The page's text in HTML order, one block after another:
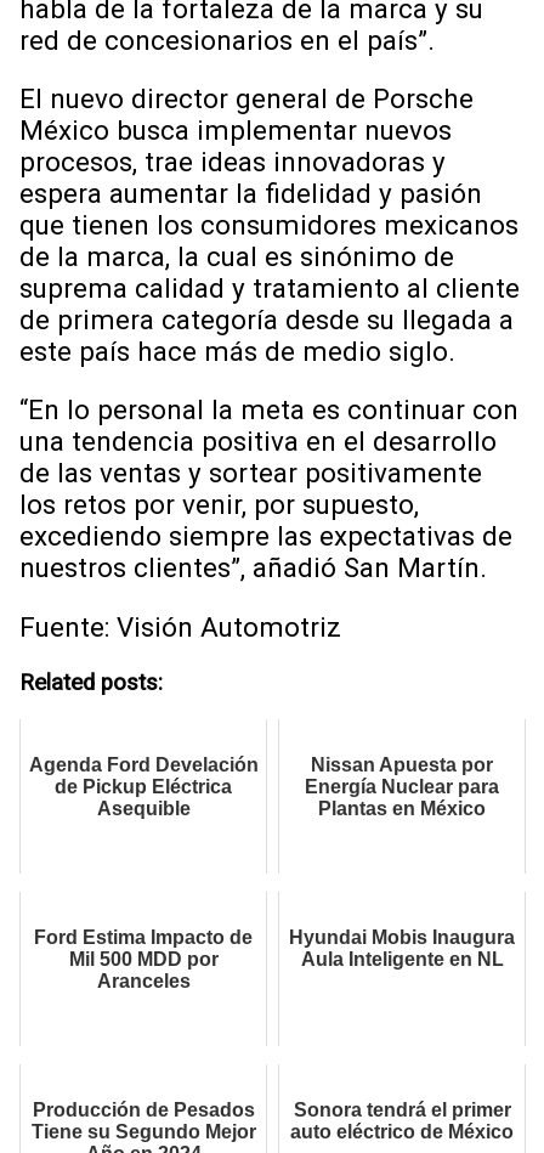
habla de la fortaleza de la marca y su
red de concesionarios en el país”.
El nuevo director general de Porsche
México busca implementar nuevos
procesos, trae ideas innovadoras y
espera aumentar la fidelidad y pasión
que tienen los consumidores mexicanos
de la marca, la cual es sinónimo de
suprema calidad y tratamiento al cliente
de primera categoría desde su llegada a
este país hace más de medio siglo.
“En lo personal la meta es continuar con
una tendencia positiva en el desarrollo
de las ventas y sortear positivamente
los retos por venir, por supuesto,
excediendo siempre las expectativas de
nuestros clientes”, añadió San Martín.
Fuente: Visión Automotriz
Related posts:
Agenda Ford Develación
de Pickup Eléctrica
Asequible
Nissan Apuesta por
Energía Nuclear para
Plantas en México
Ford Estima Impacto de
Mil 500 MDD por
Aranceles
Hyundai Mobis Inaugura
Aula Inteligente en NL
Producción de Pesados
Tiene su Segundo Mejor
Sonora tendrá el primer
auto eléctrico de México